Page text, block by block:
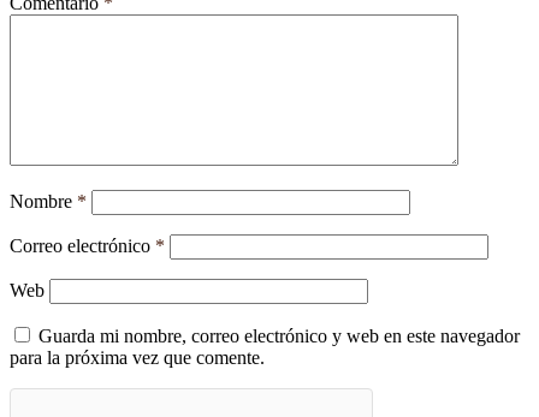
Nombre *
Correo electrónico *
Web
Guarda mi nombre, correo electrónico y web en este navegador
para la próxima vez que comente.